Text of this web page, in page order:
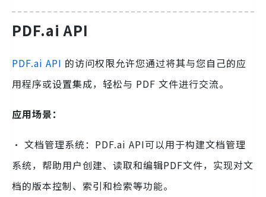
PDF.ai API
PDF.ai API 的访问权限允许您通过将其与您自己的应
用程序或设置集成，轻松与 PDF 文件进行交流。
应用场景：
· 文档管理系统：PDF.ai API可以用于构建文档管理
系统，帮助用户创建、读取和编辑PDF文件，实现对文
档的版本控制、索引和检索等功能。